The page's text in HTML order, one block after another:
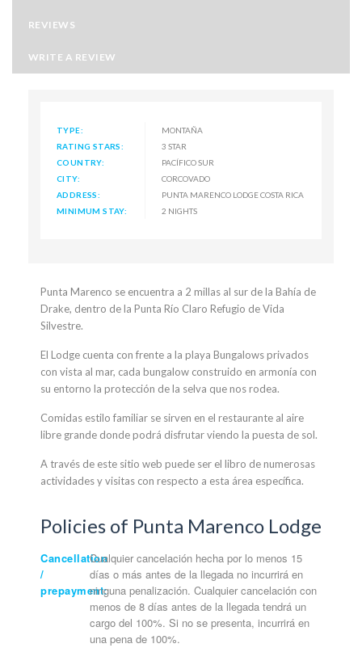
REVIEWS
WRITE A REVIEW
TYPE:
MONTAÑA
RATING STARS:
3 STAR
COUNTRY:
PACÍFICO SUR
CITY:
CORCOVADO
ADDRESS:
PUNTA MARENCO LODGE COSTA RICA
MINIMUM STAY:
2 NIGHTS
Punta Marenco se encuentra a 2 millas al sur de la Bahía de
Drake, dentro de la Punta Río Claro Refugio de Vida
Silvestre.
El Lodge cuenta con frente a la playa Bungalows privados
con vista al mar, cada bungalow construido en armonía con
su entorno la protección de la selva que nos rodea.
Comidas estilo familiar se sirven en el restaurante al aire
libre grande donde podrá disfrutar viendo la puesta de sol.
A través de este sitio web puede ser el libro de numerosas
actividades y visitas con respecto a esta área específica.
Policies of Punta Marenco Lodge
Cancellation
/
prepayment:
Cualquier cancelación hecha por lo menos 15
días o más antes de la llegada no incurrirá en
ninguna penalización. Cualquier cancelación con
menos de 8 días antes de la llegada tendrá un
cargo del 100%. Si no se presenta, incurrirá en
una pena de 100%.